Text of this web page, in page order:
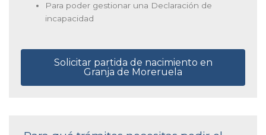
Para poder gestionar una Declaración de
incapacidad
Solicitar partida de nacimiento en
Granja de Moreruela